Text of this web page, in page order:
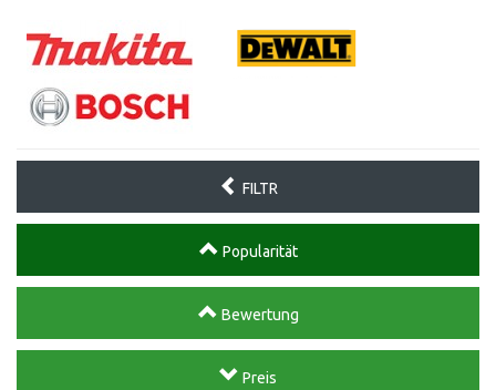
FILTR
Popularität
Bewertung
Preis